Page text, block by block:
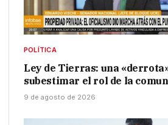
POLÍTICA
Ley de Tierras: una
subestimar el rol de la
9 de agosto de 2026